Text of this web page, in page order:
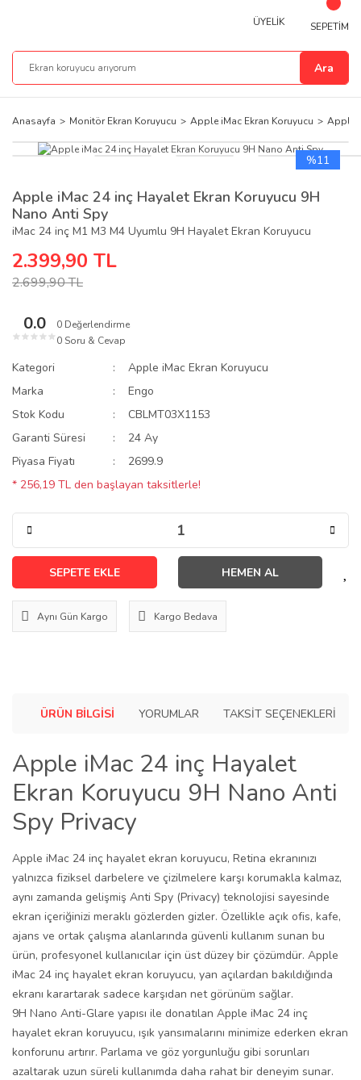
Ara
ÜYELİK SEPETİM
Anasayfa Monitör Ekran Koruyucu Apple iMac Ekran Koruyucu Apple
%11
Apple iMac 24 inç Hayalet Ekran Koruyucu 9H
Nano Anti Spy
iMac 24 inç M1 M3 M4 Uyumlu 9H Hayalet Ekran Koruyucu
2.399,90 TL
2.699,90 TL
0.0
★ ★ ★ ★ ★
0 Değerlendirme
0 Soru & Cevap
Kategori
Apple iMac Ekran Koruyucu
Marka
Engo
Stok Kodu
CBLMT03X1153
Garanti Süresi
24 Ay
Piyasa Fiyatı
2699.9
* 256,19 TL den başlayan taksitlerle!
SEPETE EKLE HEMEN AL
Aynı Gün Kargo Kargo Bedava
ÜRÜN BILGISI YORUMLAR TAKSIT SEÇENEKLERI
Apple iMac 24 inç Hayalet
Ekran Koruyucu 9H Nano Anti
Spy Privacy
Apple iMac 24 inç hayalet ekran koruyucu, Retina ekranınızı
yalnızca fiziksel darbelere ve çizilmelere karşı korumakla kalmaz,
aynı zamanda gelişmiş Anti Spy (Privacy) teknolojisi sayesinde
ekran içeriğinizi meraklı gözlerden gizler. Özellikle açık ofis, kafe,
ajans ve ortak çalışma alanlarında güvenli kullanım sunan bu
ürün, profesyonel kullanıcılar için üst düzey bir çözümdür. Apple
iMac 24 inç hayalet ekran koruyucu, yan açılardan bakıldığında
ekranı karartarak sadece karşıdan net görünüm sağlar.
9H Nano Anti-Glare yapısı ile donatılan Apple iMac 24 inç
hayalet ekran koruyucu, ışık yansımalarını minimize ederken ekran
konforunu artırır. Parlama ve göz yorgunluğu gibi sorunları
azaltarak uzun süreli kullanımda daha rahat bir deneyim sunar.